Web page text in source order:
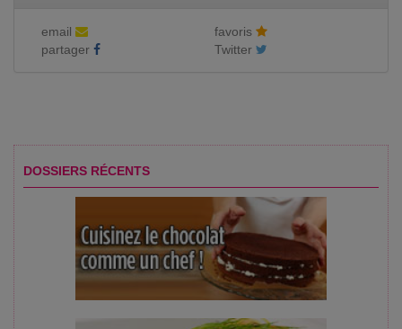
email
favoris
partager
Twitter
DOSSIERS RÉCENTS